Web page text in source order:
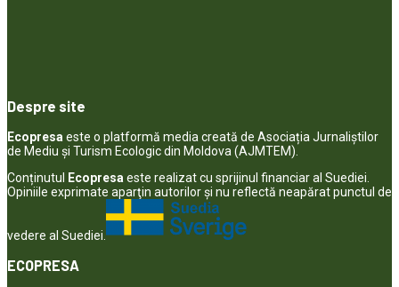
Despre site
Ecopresa este o platformă media creată de Asociația Jurnaliștilor
de Mediu și Turism Ecologic din Moldova (AJMTEM).
Conținutul Ecopresa este realizat cu sprijinul financiar al Suediei.
Opiniile exprimate aparţin autorilor şi nu reflectă neapărat punctul de
vedere al Suediei.
ECOPRESA